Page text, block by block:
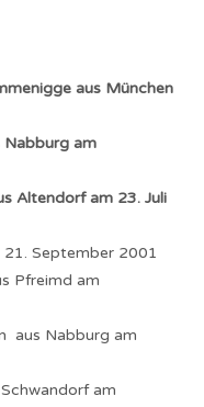
aus München
am
Altendorf am 23. Juli
September 2001
Pfreimd am
aus Nabburg am
am